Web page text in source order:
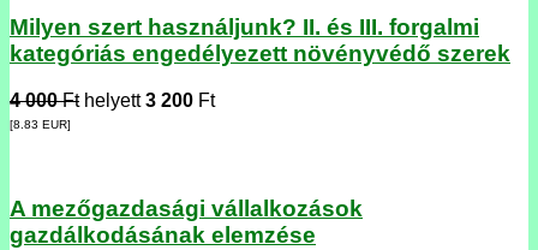
Milyen szert használjunk? II. és III. forgalmi
kategóriás engedélyezett növényvédő szerek
4 000 Fthelyett3 200 Ft
[8.83 EUR]
A mezőgazdasági vállalkozások
gazdálkodásának elemzése